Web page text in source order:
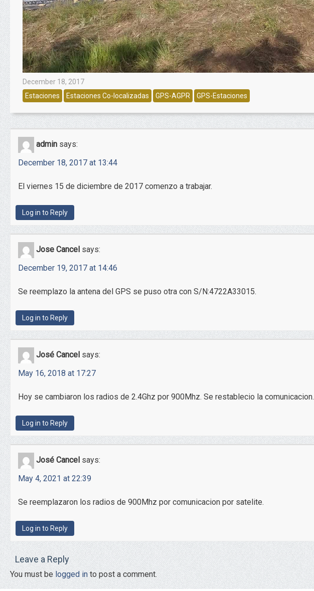
December 18, 2017
Estaciones
Estaciones Co-localizadas GPS-AGPR GPS-Estaciones
admin says:
December 18, 2017 at 13:44
El viernes 15 de diciembre de 2017 comenzo a trabajar.
Log in to Reply
Jose Cancel says:
December 19, 2017 at 14:46
Se reemplazo la antena del GPS se puso otra con S/N:4722A33015.
Log in to Reply
José Cancel says:
May 16, 2018 at 17:27
Hoy se cambiaron los radios de 2.4Ghz por 900Mhz. Se restablecio la comunicacion.
Log in to Reply
José Cancel says:
May 4, 2021 at 22:39
Se reemplazaron los radios de 900Mhz por comunicacion por satelite.
Log in to Reply
Leave a Reply
You must belogged into post a comment.